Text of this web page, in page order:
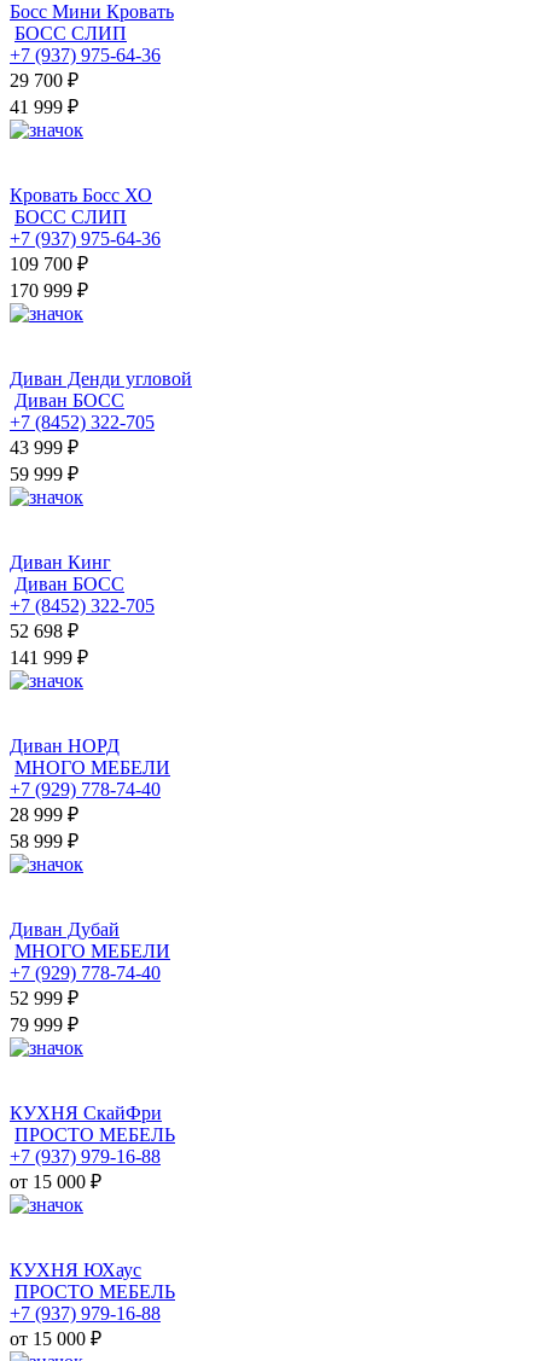
Босс Мини Кровать
БОСС СЛИП
+7 (937) 975-64-36
29 700 ₽
41 999 ₽
Кровать Босс ХО
БОСС СЛИП
+7 (937) 975-64-36
109 700 ₽
170 999 ₽
Диван Денди угловой
Диван БОСС
+7 (8452) 322-705
43 999 ₽
59 999 ₽
Диван Кинг
Диван БОСС
+7 (8452) 322-705
52 698 ₽
141 999 ₽
Диван НОРД
МНОГО МЕБЕЛИ
+7 (929) 778-74-40
28 999 ₽
58 999 ₽
Диван Дубай
МНОГО МЕБЕЛИ
+7 (929) 778-74-40
52 999 ₽
79 999 ₽
КУХНЯ СкайФри
ПРОСТО МЕБЕЛЬ
+7 (937) 979-16-88
от 15 000 ₽
КУХНЯ ЮХаус
ПРОСТО МЕБЕЛЬ
+7 (937) 979-16-88
от 15 000 ₽